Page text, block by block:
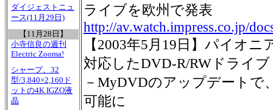
ダイジェストニュ
ース(11月29日)
【11月28日】
小寺信良の週刊
Electric Zooma!
シャープ、32
型/3,840×2,160ド
ットの4K IGZO液
晶
ライブを欧州で発表
http://av.watch.impress.co.jp/
【2003年5月19日】パイオ
対応したDVD-R/RWドライブ
－MyDVDのアップデートで
可能に